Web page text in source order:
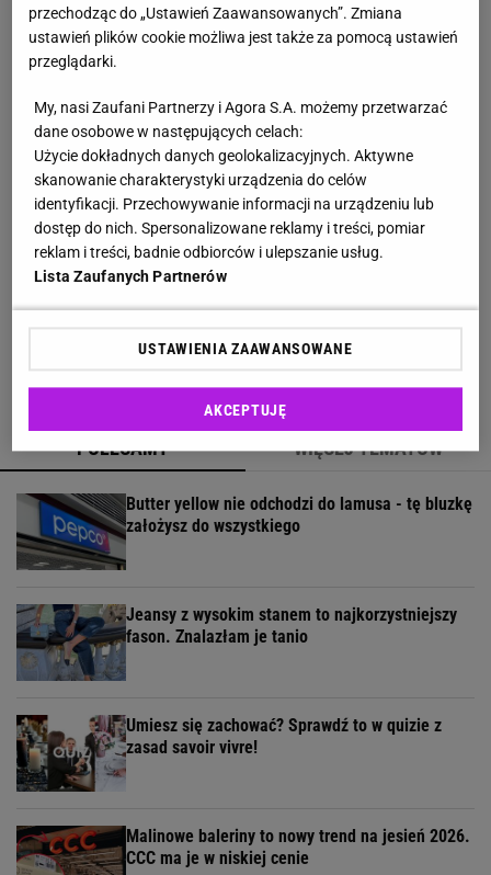
Soda oczyszczona to dopiero początek. Dodaj
jeszcze dwa produkty
Te buty będą hitem jesieni 2026! Wiśniowe
czółenka to kwintesencja luksusu i
ponadczasowego stylu
Lniane spodnie z Lidla nawet jesienią będą
hitem. Kosztują 44,99 zł
Wsyp do pralki zamiast płynu. Ręczniki
odzyskają miękkość
POLECAMY WIĘCEJ TEMATÓW
Butter yellow nie odchodzi do lamusa - tę bluzkę
założysz do wszystkiego
Jeansy z wysokim stanem to najkorzystniejszy
fason. Znalazłam je tanio
Umiesz się zachować? Sprawdź to w quizie z
zasad savoir vivre!
Malinowe baleriny to nowy trend na jesień 2026.
CCC ma je w niskiej cenie
przechodząc do „Ustawień Zaawansowanych”. Zmiana
ustawień plików cookie możliwa jest także za pomocą ustawień
przeglądarki.
My, nasi Zaufani Partnerzy i Agora S.A. możemy przetwarzać
dane osobowe w następujących celach:
Użycie dokładnych danych geolokalizacyjnych. Aktywne
skanowanie charakterystyki urządzenia do celów
identyfikacji. Przechowywanie informacji na urządzeniu lub
dostęp do nich. Spersonalizowane reklamy i treści, pomiar
reklam i treści, badnie odbiorców i ulepszanie usług.
Lista Zaufanych Partnerów
USTAWIENIA ZAAWANSOWANE
AKCEPTUJĘ